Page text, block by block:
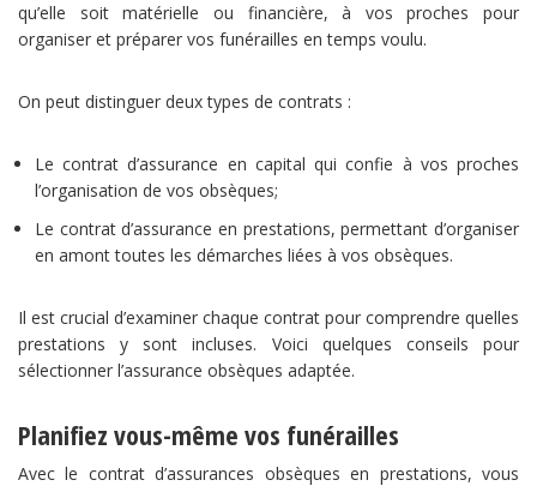
qu’elle soit matérielle ou financière, à vos proches pour
organiser et préparer vos funérailles en temps voulu.
On peut distinguer deux types de contrats :
Le contrat d’assurance en capital qui confie à vos proches
l’organisation de vos obsèques;
Le contrat d’assurance en prestations, permettant d’organiser
en amont toutes les démarches liées à vos obsèques.
Il est crucial d’examiner chaque contrat pour comprendre quelles
prestations y sont incluses. Voici quelques conseils pour
sélectionner l’assurance obsèques adaptée.
Planifiez vous-même vos funérailles
Avec le contrat d’assurances obsèques en prestations, vous